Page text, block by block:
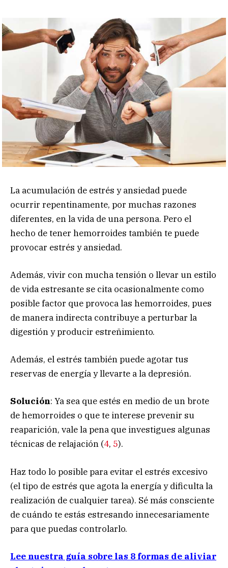
La acumulación de estrés y ansiedad puede
ocurrir repentinamente, por muchas razones
diferentes, en la vida de una persona. Pero el
hecho de tener hemorroides también te puede
provocar estrés y ansiedad.
Además, vivir con mucha tensión o llevar un estilo
de vida estresante se cita ocasionalmente como
posible factor que provoca las hemorroides, pues
de manera indirecta contribuye a perturbar la
digestión y producir estreñimiento.
Además, el estrés también puede agotar tus
reservas de energía y llevarte a la depresión.
Solución: Ya sea que estés en medio de un brote
de hemorroides o que te interese prevenir su
reaparición, vale la pena que investigues algunas
técnicas de relajación (4, 5).
Haz todo lo posible para evitar el estrés excesivo
(el tipo de estrés que agota la energía y dificulta la
realización de cualquier tarea). Sé más consciente
de cuándo te estás estresando innecesariamente
para que puedas controlarlo.
Lee nuestra guía sobre las 8 formas de aliviar